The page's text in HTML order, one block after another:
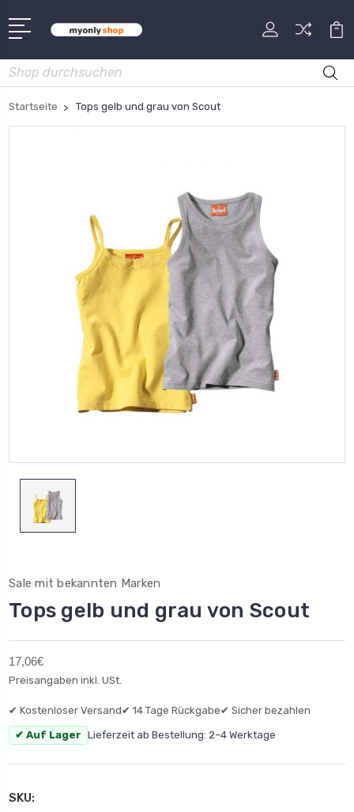
Suche
Startseite Tops gelb und grau von Scout
Sale mit bekannten Marken
Tops gelb und grau von Scout
17,06€
Preisangaben inkl. USt.
✔ Kostenloser Versand✔ 14 Tage Rückgabe✔ Sicher bezahlen
✔ Auf Lager Lieferzeit ab Bestellung: 2–4 Werktage
SKU: